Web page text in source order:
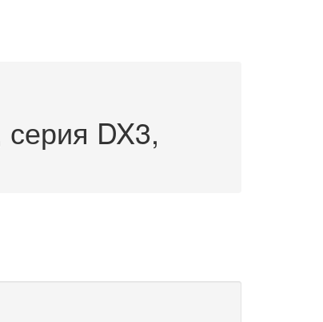
DX3,